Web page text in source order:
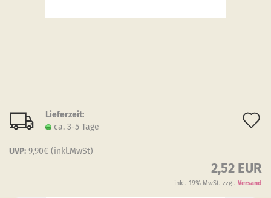
Lieferzeit:
ca. 3-5 Tage
UVP: 9,90€ (inkl.MwSt)
2,52 EUR
inkl. 19% MwSt. zzgl. Versand